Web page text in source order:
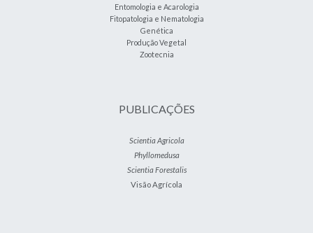
Entomologia e Acarologia
Fitopatologia e Nematologia
Genética
Produção Vegetal
Zootecnia
PUBLICAÇÕES
Scientia Agricola
Phyllomedusa
Scientia Forestalis
Visão Agrícola